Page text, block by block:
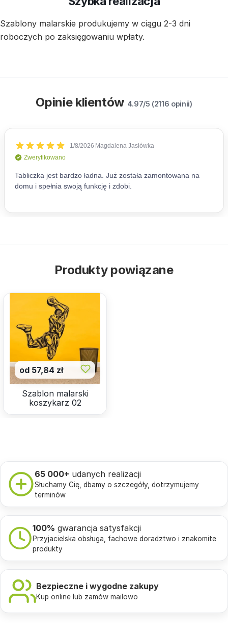
Szablony malarskie produkujemy w ciągu 2-3 dni
roboczych po zaksięgowaniu wpłaty.
Opinie klientów 4.97/5 (2116 opinii)
Produkty powiązane
od 57,84 zł
Szablon malarski
koszykarz 02
65 000+ udanych realizacji
Słuchamy Cię, dbamy o szczegóły, dotrzymujemy
terminów
100% gwarancja satysfakcji
Przyjacielska obsługa, fachowe doradztwo i znakomite
produkty
Bezpieczne i wygodne zakupy
Kup online lub zamów mailowo